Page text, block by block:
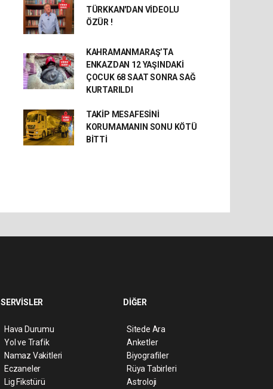
TÜRKKAN'DAN VİDEOLU
ÖZÜR !
KAHRAMANMARAŞ’TA
ENKAZDAN 12 YAŞINDAKİ
ÇOCUK 68 SAAT SONRA SAĞ
KURTARILDI
TAKİP MESAFESİNİ
KORUMAMANIN SONU KÖTÜ
BİTTİ
SERVİSLER
Hava Durumu
Yol ve Trafik
Namaz Vakitleri
Eczaneler
Lig Fikstürü
DİĞER
Sitede Ara
Anketler
Biyografiler
Rüya Tabirleri
Astroloji